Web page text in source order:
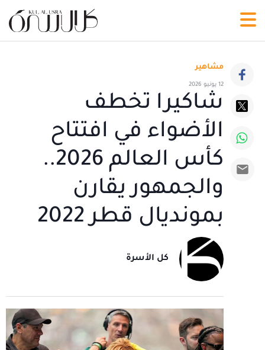
مشاهير
12 يونيو 2026
شاكيرا تخطف
الأضواء في افتتاح
كأس العالم 2026..
والجمهور يقارن
بمونديال قطر 2022
كل الأسرة